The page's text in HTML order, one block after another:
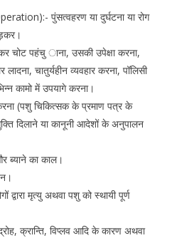
पुंसत्वहरण या दुर्घटना या रोग
चोट पहंचु ाना, उसकी उपेक्षा करना,
चातुर्यहीन व्यवहार करना, पॉलिसी
कामो में उपयागे करना।
(पशु चिकित्सक के प्रमाण पत्र के
दिलाने या कानूनी आदेशों के अनुपालन
ब्याने का काल।
द्वारा मृत्यु अथवा पशु को स्थायी पूर्ण
क्रान्ति, विप्लव आदि के कारण अथवा